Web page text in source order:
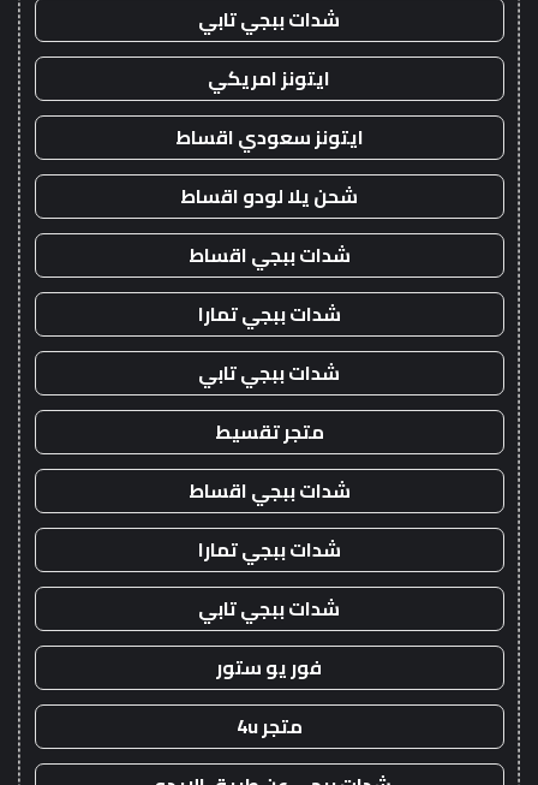
شدات ببجي تابي
ايتونز امريكي
ايتونز سعودي اقساط
شحن يلا لودو اقساط
شدات ببجي اقساط
شدات ببجي تمارا
شدات ببجي تابي
متجر تقسيط
شدات ببجي اقساط
شدات ببجي تمارا
شدات ببجي تابي
فور يو ستور
متجر 4u